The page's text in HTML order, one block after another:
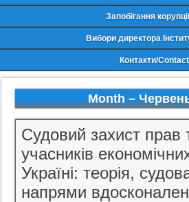
Запобігання корупції
Вибори директора
Контакти/Contact
Month –
Судовий захист прав
учасників
Україні: теорія,
напрями